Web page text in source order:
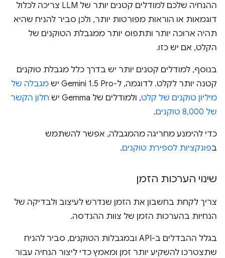
ההנחיה שלכם למודלים קטנים יותר של LLM צריכה לכלול
דוגמאות או הוראות מפורטות יותר, ולכן סביר להניח שהיא
תהיה ארוכה יותר ותתפוס יותר ממגבלת הטוקנים של
הקלט, אם יש כזו.
בנוסף, למודלים קטנים יותר יש בדרך כלל מגבלת טוקנים
קטנה יותר לקלט. לדוגמה, ל-Gemini 1.5 Pro יש
מגבלה של
מיליון טוקנים של קלט, ולמודלים של Gemma יש
חלון הקשר
של 8,000 טוקנים
.
כדי להימנע מחריגה מהמגבלה, אפשר להשתמש
בפונקציות לספירת טוקנים.
שינוי הערכות הזמן
צריך לקחת בחשבון את הזמן שנדרש לעיצוב ולבדיקה של
הנחיות בהערכות הזמן של צוות ההנדסה.
בגלל ההבדלים ב-API ובמגבלות הטוקנים, סביר להניח
שתצטרכו להשקיע יותר זמן ומאמץ כדי ליצור הנחיה עבור